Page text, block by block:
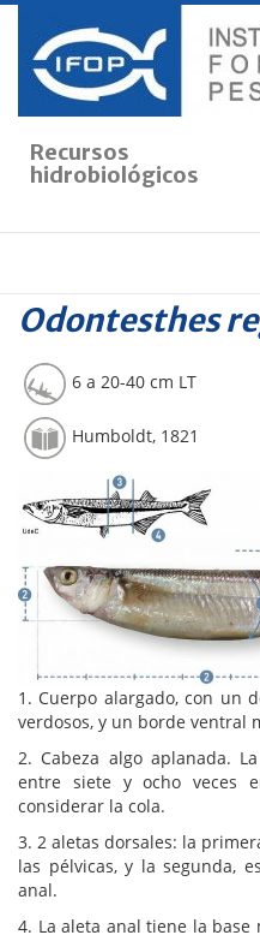
Recursos
hidrobiológicos
Odontesthes
6 a 20-40 cm LT
Humboldt, 1821
1. Cuerpo alargado, con un
verdosos, y un borde ventral
2. Cabeza algo aplanada.
entre siete y ocho veces
considerar la cola.
3. 2 aletas dorsales: la
las pélvicas, y la segunda,
anal.
4. La aleta anal tiene la